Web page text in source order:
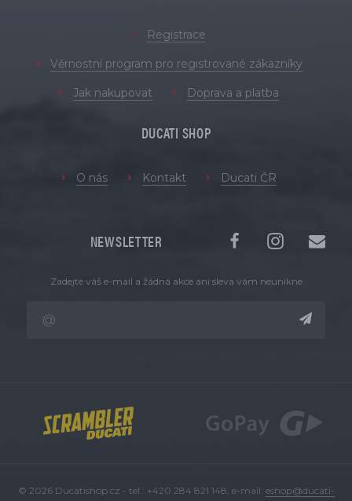
Registrace
Věrnostní program pro registrované zákazníky
Jak nakupovat Doprava a platba
DUCATI SHOP
O nás Kontakt Ducati ČR
NEWSLETTER
Zadejte váš e-mail a žádná akce ani sleva vám neunikne
© 2026 Ducatishop.cz - tel.: +420 284 821 148, e-mail: eshop@ducati-